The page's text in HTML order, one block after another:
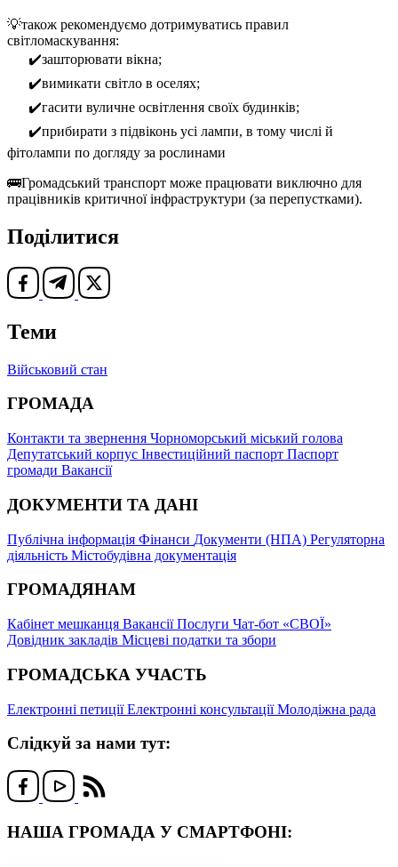
💡також рекомендуємо дотримуватись правил
світломаскування:
✔️зашторювати вікна;
✔️вимикати світло в оселях;
✔️гасити вуличне освітлення своїх будинків;
✔️прибирати з підвіконь усі лампи, в тому числі й
фітолампи по догляду за рослинами
🚌Громадський транспорт може працювати виключно для
працівників критичної інфраструктури (за перепустками).
Поділитися
Теми
Військовий стан
ГРОМАДА
Контакти та звернення Чорноморський міський голова
Депутатський корпус Інвестиційний паспорт Паспорт
громади Вакансії
ДОКУМЕНТИ ТА ДАНІ
Публічна інформація Фінанси Документи (НПА) Регуляторна
діяльність Містобудівна документація
ГРОМАДЯНАМ
Кабінет мешканця ВакансіїПослуги Чат-бот «СВОЇ»
Довідник закладів Місцеві податки та збори
ГРОМАДСЬКА УЧАСТЬ
Електронні петиціїЕлектронні консультаціїМолодіжна рада
Слідкуй за нами тут:
НАША ГРОМАДА У СМАРТФОНІ: